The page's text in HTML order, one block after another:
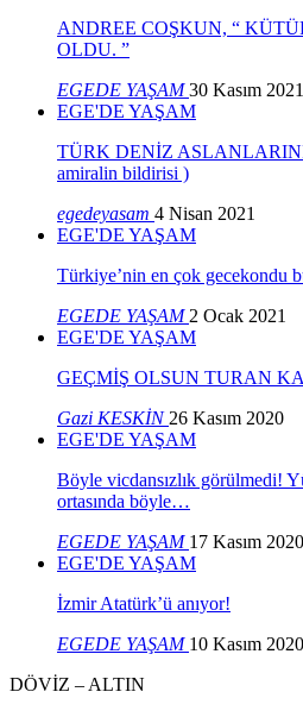
ANDREE COŞKUN, “
OLDU. ”
EGEDE YAŞAM30 Kasım 2021
EGE'DE YAŞAM
TÜRK DENİZ
amiralin bildirisi )
egedeyasam 4 Nisan 2021
EGE'DE YAŞAM
Türkiye’nin en çok gecekondu
EGEDE YAŞAM 2 Ocak 2021
EGE'DE YAŞAM
GEÇMİŞ OLSUN TURAN
Gazi KESKİN 26 Kasım 2020
EGE'DE YAŞAM
Böyle vicdansızlık görülmedi!
ortasında böyle…
EGEDE YAŞAM 17 Kasım 2020
EGE'DE YAŞAM
İzmir Atatürk’ü anıyor!
EGEDE YAŞAM 10 Kasım 2020
DÖVİZ – ALTIN